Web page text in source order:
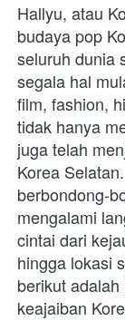
Hallyu, atau
budaya pop
seluruh dunia
segala hal
film, fashion,
tidak hanya
juga telah
Korea
berbondong-
mengalami
cintai dari
hingga lokasi
berikut
keajaiban